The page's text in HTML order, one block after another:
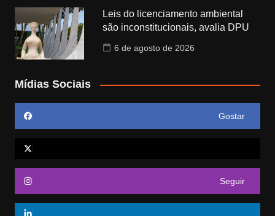
Leis do licenciamento ambiental
são inconstitucionais, avalia DPU
6 de agosto de 2026
Mídias Sociais
Gostar
Seguir